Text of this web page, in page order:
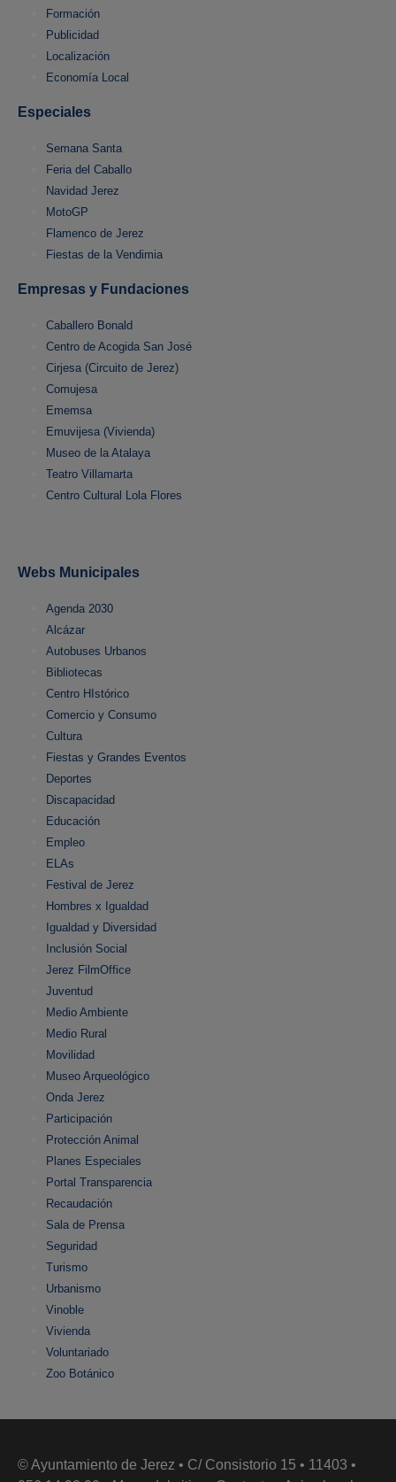
Formación
Publicidad
Localización
Economía Local
Especiales
Semana Santa
Feria del Caballo
Navidad Jerez
MotoGP
Flamenco de Jerez
Fiestas de la Vendimia
Empresas y Fundaciones
Caballero Bonald
Centro de Acogida San José
Cirjesa (Circuito de Jerez)
Comujesa
Ememsa
Emuvijesa (Vivienda)
Museo de la Atalaya
Teatro Villamarta
Centro Cultural Lola Flores
Webs Municipales
Agenda 2030
Alcázar
Autobuses Urbanos
Bibliotecas
Centro HIstórico
Comercio y Consumo
Cultura
Fiestas y Grandes Eventos
Deportes
Discapacidad
Educación
Empleo
ELAs
Festival de Jerez
Hombres x Igualdad
Igualdad y Diversidad
Inclusión Social
Jerez FilmOffice
Juventud
Medio Ambiente
Medio Rural
Movilidad
Museo Arqueológico
Onda Jerez
Participación
Protección Animal
Planes Especiales
Portal Transparencia
Recaudación
Sala de Prensa
Seguridad
Turismo
Urbanismo
Vinoble
Vivienda
Voluntariado
Zoo Botánico
© Ayuntamiento de Jerez • C/ Consistorio 15 • 11403 •